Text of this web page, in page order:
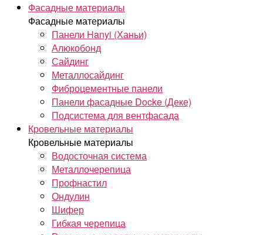
Фасадные материалы
Фасадные материалы
Панели Hanyi (Ханьи)
Алюкобонд
Сайдинг
Металлосайдинг
Фиброцементные панели
Панели фасадные Docke (Деке)
Подсистема для вентфасада
Кровельные материалы
Кровельные материалы
Водосточная система
Металлочерепица
Профнастил
Ондулин
Шифер
Гибкая черепица